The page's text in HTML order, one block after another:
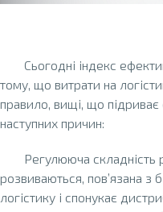
Сьогодні індекс
тому, що витрати на
правило, вищі, що
наступних причин:
Регулююча складність
розвиваються, пов’язана з
логістику і спонукає